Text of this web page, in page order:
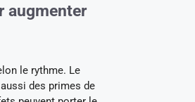
augmenter
le rythme. Le
des primes de